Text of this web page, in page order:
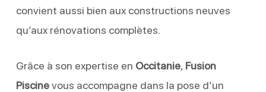
convient aussi bien aux constructions neuves
qu’aux rénovations complètes.
Grâce à son expertise en Occitanie, Fusion
Piscinevous accompagne dans la pose d’un